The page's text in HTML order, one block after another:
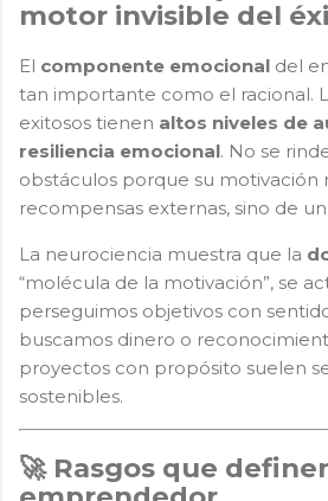
motor invisible del
El componente emocional del
tan importante como el racional.
exitosos tienen altos niveles de
resiliencia emocional. No se
obstáculos porque su motivación
recompensas externas, sino de un
La neurociencia muestra que la
“molécula de la motivación”, se
perseguimos objetivos con
buscamos dinero o
proyectos con propósito suelen
sostenibles.
🚀 Rasgos que